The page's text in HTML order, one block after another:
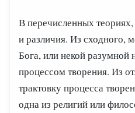
В перечисленных теориях,
и различия. Из сходного,
Бога, или некой разумной
процессом творения. Из
трактовку процесса
одна из религий или